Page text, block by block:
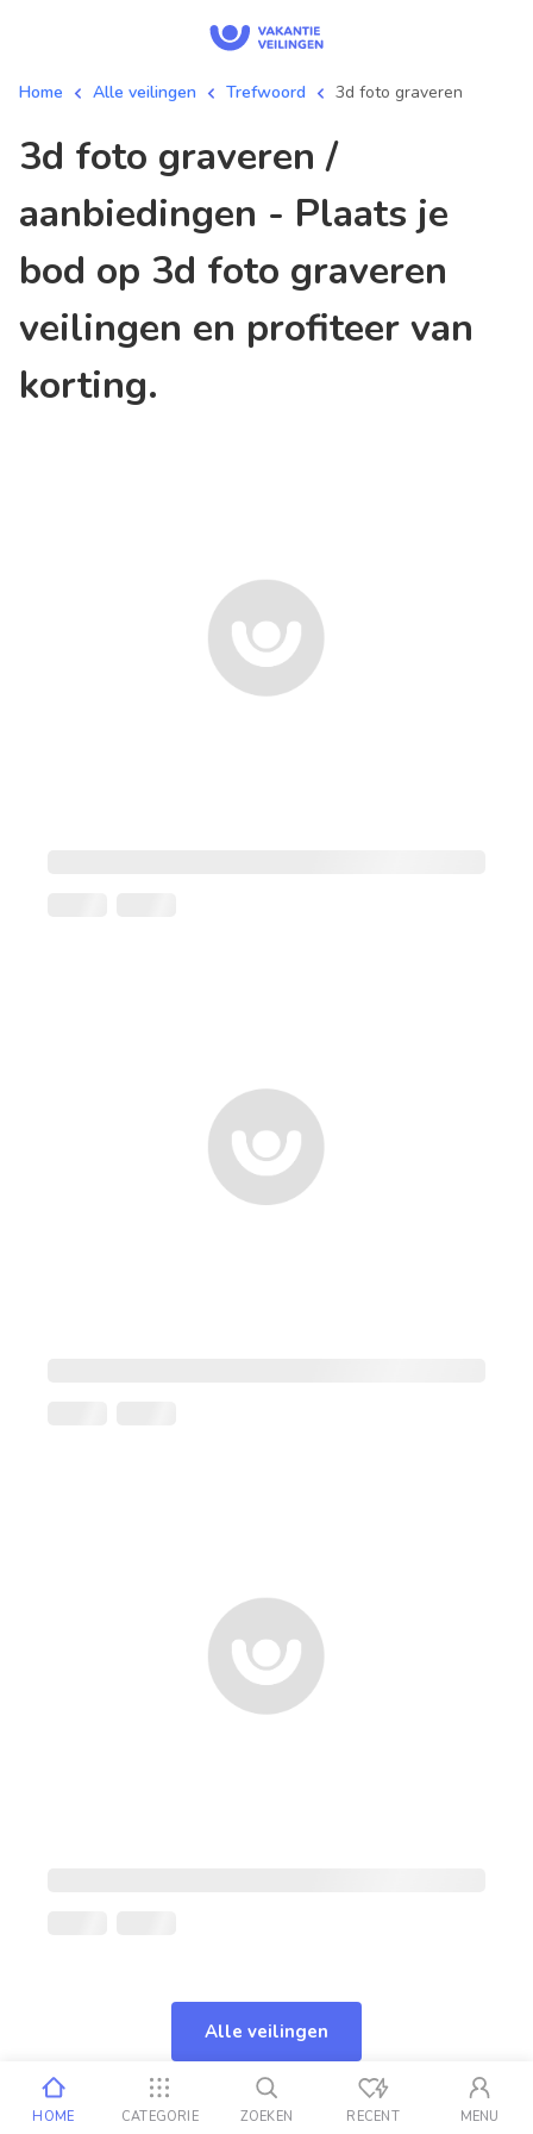
Home Alle veilingen Trefwoord 3d foto graveren
3d foto graveren /
aanbiedingen - Plaats je
bod op 3d foto graveren
veilingen en profiteer van
korting.
Alle veilingen
HOME CATEGORIE ZOEKEN RECENT MENU